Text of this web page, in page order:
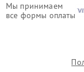
Мы принимаем
все формы оплаты